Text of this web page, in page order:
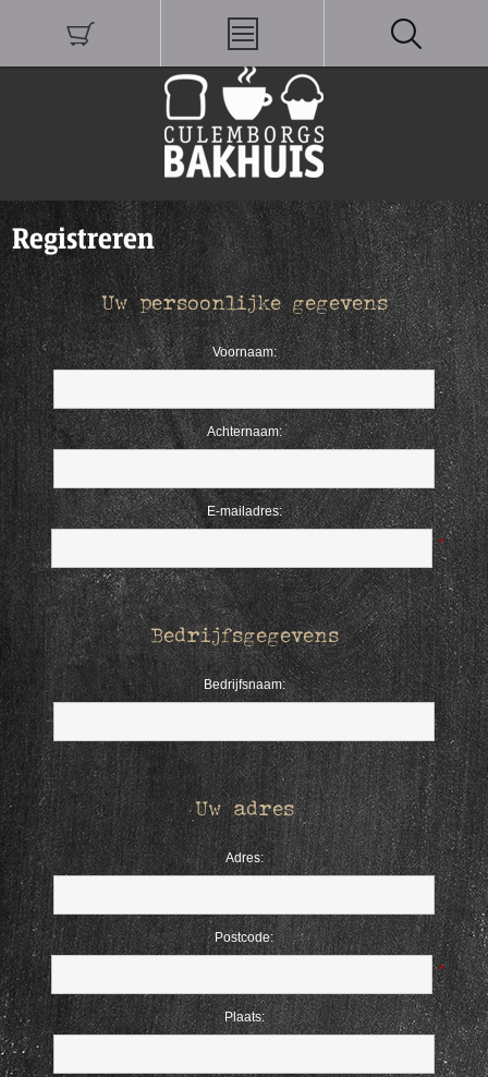
Registreren
Uw persoonlijke gegevens
Voornaam:
Achternaam:
E-mailadres:
*
Bedrijfsgegevens
Bedrijfsnaam:
Uw adres
Adres:
Postcode:
*
Plaats: